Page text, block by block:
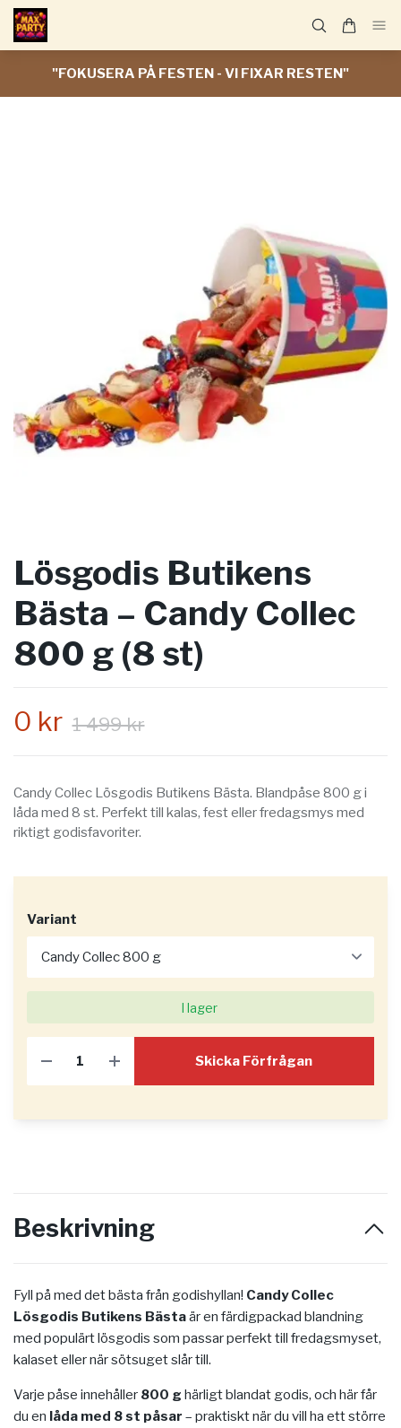
"FOKUSERA PÅ FESTEN - VI FIXAR RESTEN"
Lösgodis Butikens
Bästa – Candy Collec
800 g (8 st)
0 kr 1 499 kr
Candy Collec Lösgodis Butikens Bästa. Blandpåse 800 g i
låda med 8 st. Perfekt till kalas, fest eller fredagsmys med
riktigt godisfavoriter.
Variant
I lager
Skicka Förfrågan
Beskrivning
Fyll på med det bästa från godishyllan! Candy Collec
Lösgodis Butikens Bästaär en färdigpackad blandning
med populärt lösgodis som passar perfekt till fredagsmyset,
kalaset eller när sötsuget slår till.
Varje påse innehåller 800 g härligt blandat godis, och här får
du en låda med 8 st påsar – praktiskt när du vill ha ett större